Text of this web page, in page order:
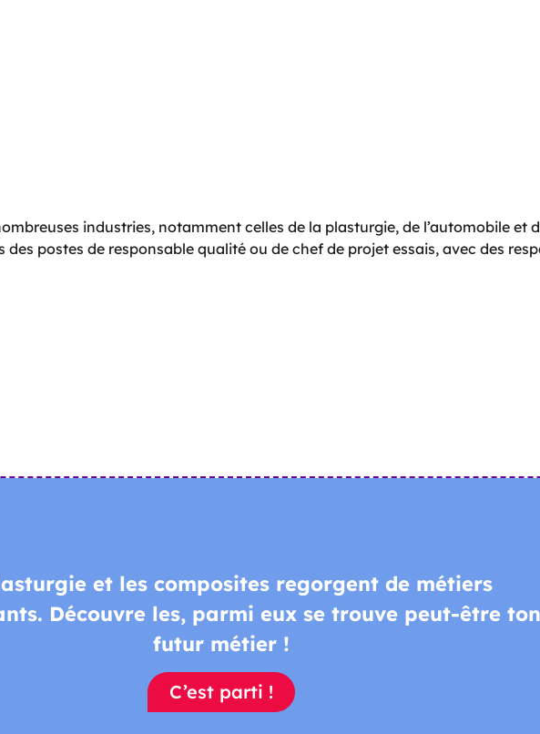
industries, notamment celles de la plasturgie, de l’automobile et
des postes de responsable qualité ou de chef de projet essais, avec des
et les composites regorgent de métiers
Découvre les, parmi eux se trouve peut-être ton
futur métier !
C’est parti !